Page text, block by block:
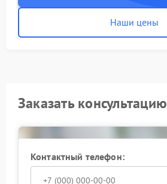
Наши цены
Заказать консультацию
Контактный телефон: